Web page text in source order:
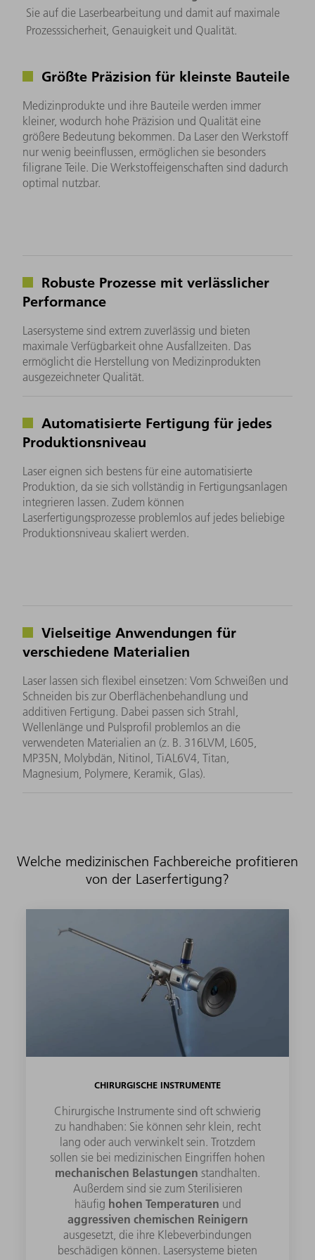
Sie auf die Laserbearbeitung und damit auf maximale
Prozesssicherheit, Genauigkeit und Qualität.
Größte Präzision für kleinste Bauteile
Medizinprodukte und ihre Bauteile werden immer
kleiner, wodurch hohe Präzision und Qualität eine
größere Bedeutung bekommen. Da Laser den Werkstoff
nur wenig beeinflussen, ermöglichen sie besonders
filigrane Teile. Die Werkstoffeigenschaften sind dadurch
optimal nutzbar.
Robuste Prozesse mit verlässlicher
Performance
Lasersysteme sind extrem zuverlässig und bieten
maximale Verfügbarkeit ohne Ausfallzeiten. Das
ermöglicht die Herstellung von Medizinprodukten
ausgezeichneter Qualität.
Automatisierte Fertigung für jedes
Produktionsniveau
Laser eignen sich bestens für eine automatisierte
Produktion, da sie sich vollständig in Fertigungsanlagen
integrieren lassen. Zudem können
Laserfertigungsprozesse problemlos auf jedes beliebige
Produktionsniveau skaliert werden.
Vielseitige Anwendungen für
verschiedene Materialien
Laser lassen sich flexibel einsetzen: Vom Schweißen und
Schneiden bis zur Oberflächenbehandlung und
additiven Fertigung. Dabei passen sich Strahl,
Wellenlänge und Pulsprofil problemlos an die
verwendeten Materialien an (z. B. 316LVM, L605,
MP35N, Molybdän, Nitinol, TiAL6V4, Titan,
Magnesium, Polymere, Keramik, Glas).
Welche medizinischen Fachbereiche profitieren
von der Laserfertigung?
CHIRURGISCHE INSTRUMENTE
Chirurgische Instrumente sind oft schwierig
zu handhaben: Sie können sehr klein, recht
lang oder auch verwinkelt sein. Trotzdem
sollen sie bei medizinischen Eingriffen hohen
mechanischen Belastungen standhalten.
Außerdem sind sie zum Sterilisieren
häufig hohen Temperaturen und
aggressiven chemischen Reinigern
ausgesetzt, die ihre Klebeverbindungen
beschädigen können. Lasersysteme bieten